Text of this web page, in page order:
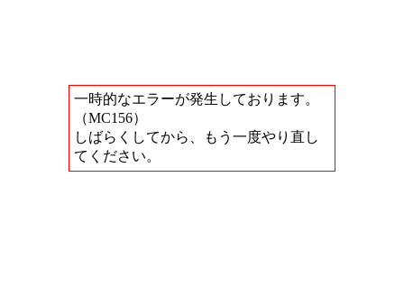
一時的なエラーが発生しております。
（MC156）
しばらくしてから、もう一度やり直し
てください。